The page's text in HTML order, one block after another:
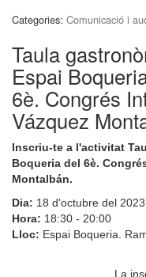
Categories: Comunicació i
Taula
Espai
6è. Congrés
Vázquez
Inscriu-te a l'activitat
Boqueria del 6è.
Montalbán.
Dia: 18 d'octubre del 2023
Hora: 18:30 - 20:00
Lloc: Espai Boqueria.
La